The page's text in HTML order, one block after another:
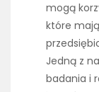
mogą
które
Jedną z
badania i